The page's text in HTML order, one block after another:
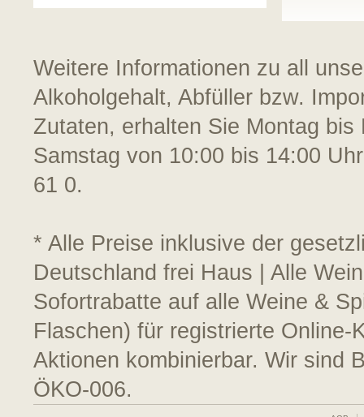
Weitere Informationen zu all
Alkoholgehalt, Abfüller bzw.
Zutaten, erhalten Sie Montag
Samstag von 10:00 bis 14:00
61 0.
* Alle Preise inklusive der
Deutschland frei Haus | Alle
Sofortrabatte auf alle Weine &
Flaschen) für registrierte
Aktionen kombinierbar. Wir sind
ÖKO-006.